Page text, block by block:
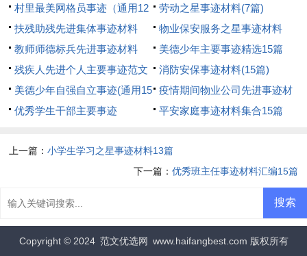
村里最美网格员事迹（通用12
篇）
劳动之星事迹材料(7篇)
扶残助残先进集体事迹材料
物业保安服务之星事迹材料
教师师德标兵先进事迹材料
（精选26篇）
美德少年主要事迹精选15篇
残疾人先进个人主要事迹范文
（精选5篇）
消防安保事迹材料(15篇)
美德少年自强自立事迹(通用15
篇)
疫情期间物业公司先进事迹材
料
优秀学生干部主要事迹 平安家庭事迹材料集合15篇
上一篇：小学生学习之星事迹材料13篇
下一篇： 优秀班主任事迹材料汇编15篇
Copyright © 2024 范文优选网 www.haifangbest.com 版权所有